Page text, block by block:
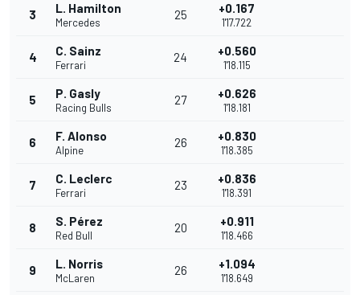
3 L. Hamilton
Mercedes
25 +0.167
1'17.722
4 C. Sainz
Ferrari
24 +0.560
1'18.115
5 P. Gasly
Racing Bulls
27 +0.626
1'18.181
6 F. Alonso
Alpine
26 +0.830
1'18.385
7 C. Leclerc
Ferrari
23 +0.836
1'18.391
8 S. Pérez
Red Bull
20 +0.911
1'18.466
9 L. Norris
McLaren
26 +1.094
1'18.649